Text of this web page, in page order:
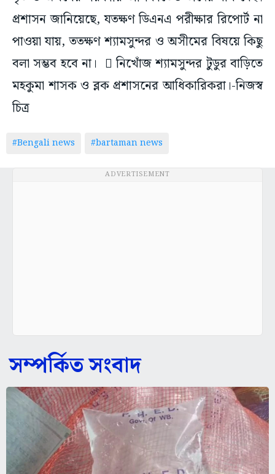
প্রশাসন জানিয়েছে, যতক্ষণ ডিএনএ পরীক্ষার রিপোর্ট না
পাওয়া যায়, ততক্ষণ শ্যামসুন্দর ও অসীমের বিষয়ে কিছু
বলা সম্ভব হবে না।  নিখোঁজ শ্যামসুন্দর টুডুর বাড়িতে
মহকুমা শাসক ও ব্লক প্রশাসনের আধিকারিকরা।-নিজস্ব
চিত্র
#Bengali news #bartaman news
ADVERTISEMENT
সম্পর্কিত সংবাদ